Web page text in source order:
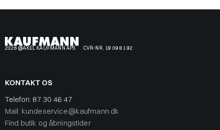
2026 @AXEL KAUFMANN APS CVR-NR. 19 09 81 92
KONTAKT OS
Telefon: 87 30 46 47
Mail: kundeservice@kaufmann.dk
Find butik og åbningstider